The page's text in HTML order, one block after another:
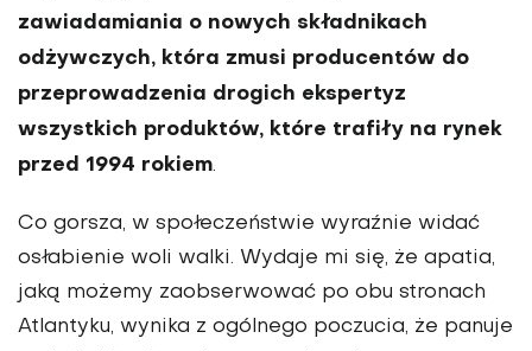
zawiadamiania o nowych składnikach
odżywczych, która zmusi producentów do
przeprowadzenia drogich ekspertyz
wszystkich produktów, które trafiły na rynek
przed 1994 rokiem.
Co gorsza, w społeczeństwie wyraźnie widać
osłabienie woli walki. Wydaje mi się, że apatia,
jaką możemy zaobserwować po obu stronach
Atlantyku, wynika z ogólnego poczucia, że panuje